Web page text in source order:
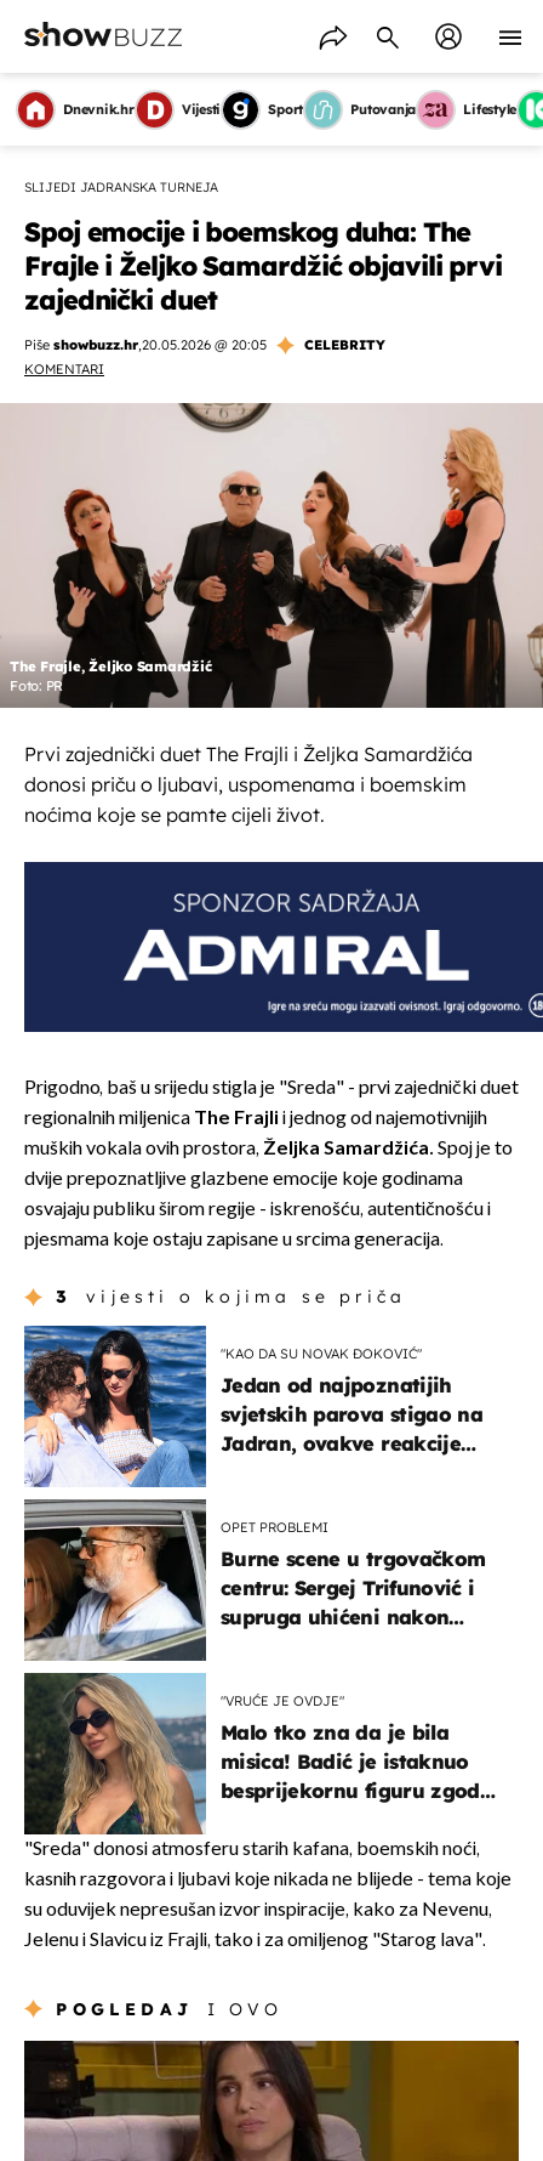
Dnevnik.hr Vijesti Sport Putovanja Lifestyle
SLIJEDI JADRANSKA TURNEJA
Spoj emocije i boemskog duha: The
Frajle i Željko Samardžić objavili prvi
zajednički duet
Piše showbuzz.hr,20.05.2026 @ 20:05
CELEBRITY
KOMENTARI
The Frajle, Željko Samardžić
Foto: PR
Prvi zajednički duet The Frajli i Željka Samardžića
donosi priču o ljubavi, uspomenama i boemskim
noćima koje se pamte cijeli život.
Prigodno, baš u srijedu stigla je "Sreda" - prvi zajednički duet
regionalnih miljenica The Frajli i jednog od najemotivnijih
muških vokala ovih prostora, Željka Samardžića. Spoj je to
dvije prepoznatljive glazbene emocije koje godinama
osvajaju publiku širom regije - iskrenošću, autentičnošću i
pjesmama koje ostaju zapisane u srcima generacija.
3 vijesti o kojima se priča
"KAO DA SU NOVAK ĐOKOVIĆ"
Jedan od najpoznatijih
svjetskih parova stigao na
Jadran, ovakve reakcije
OPET PROBLEMI
Burne scene u trgovačkom
centru: Sergej Trifunović i
supruga uhićeni nakon
"VRUĆE JE OVDJE"
Malo tko zna da je bila
misica! Badić je istaknuo
besprijekornu figuru zgodne
"Sreda" donosi atmosferu starih kafana, boemskih noći,
kasnih razgovora i ljubavi koje nikada ne blijede - tema koje
su oduvijek nepresušan izvor inspiracije, kako za Nevenu,
Jelenu i Slavicu iz Frajli, tako i za omiljenog "Starog lava".
POGLEDAJ I OVO
OMOGUĆI OBAVIJESTI